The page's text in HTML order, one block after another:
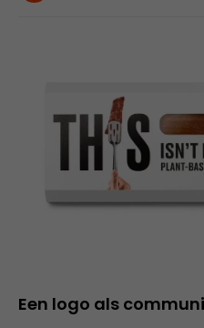
Een logo als